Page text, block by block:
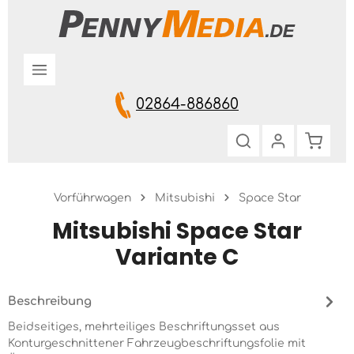
Zum Hauptinhalt springen
02864-886860
Vorführwagen Mitsubishi Space Star
Mitsubishi Space Star
Variante C
Beschreibung
Beidseitiges, mehrteiliges Beschriftungsset aus
Konturgeschnittener Fahrzeugbeschriftungsfolie mit